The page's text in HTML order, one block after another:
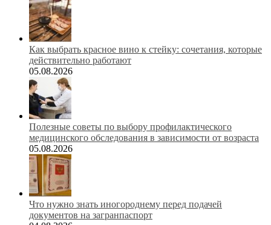
Как выбрать красное вино к стейку: сочетания, которые
действительно работают
05.08.2026
Полезные советы по выбору профилактического
медицинского обследования в зависимости от возраста
05.08.2026
Что нужно знать иногороднему перед подачей
документов на загранпаспорт